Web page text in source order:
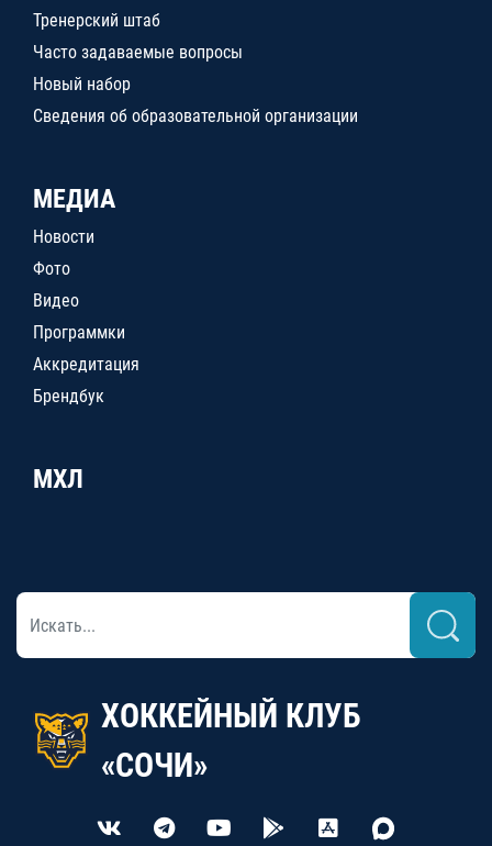
Тренерский штаб
Часто задаваемые вопросы
Новый набор
Сведения об образовательной организации
МЕДИА
Новости
Фото
Видео
Программки
Аккредитация
Брендбук
МХЛ
ХОККЕЙНЫЙ КЛУБ
«СОЧИ»